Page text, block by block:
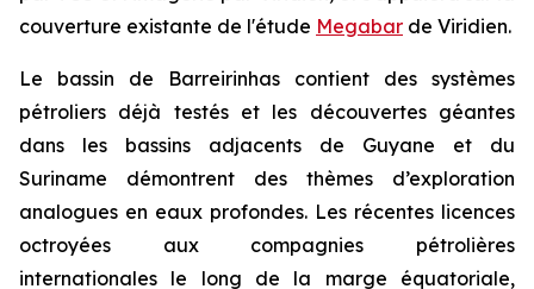
couverture existante de l'étude Megabar de Viridien.
Le bassin de Barreirinhas contient des systèmes
pétroliers déjà testés et les découvertes géantes
dans les bassins adjacents de Guyane et du
Suriname démontrent des thèmes d’exploration
analogues en eaux profondes. Les récentes licences
octroyées aux compagnies pétrolières
internationales le long de la marge équatoriale,